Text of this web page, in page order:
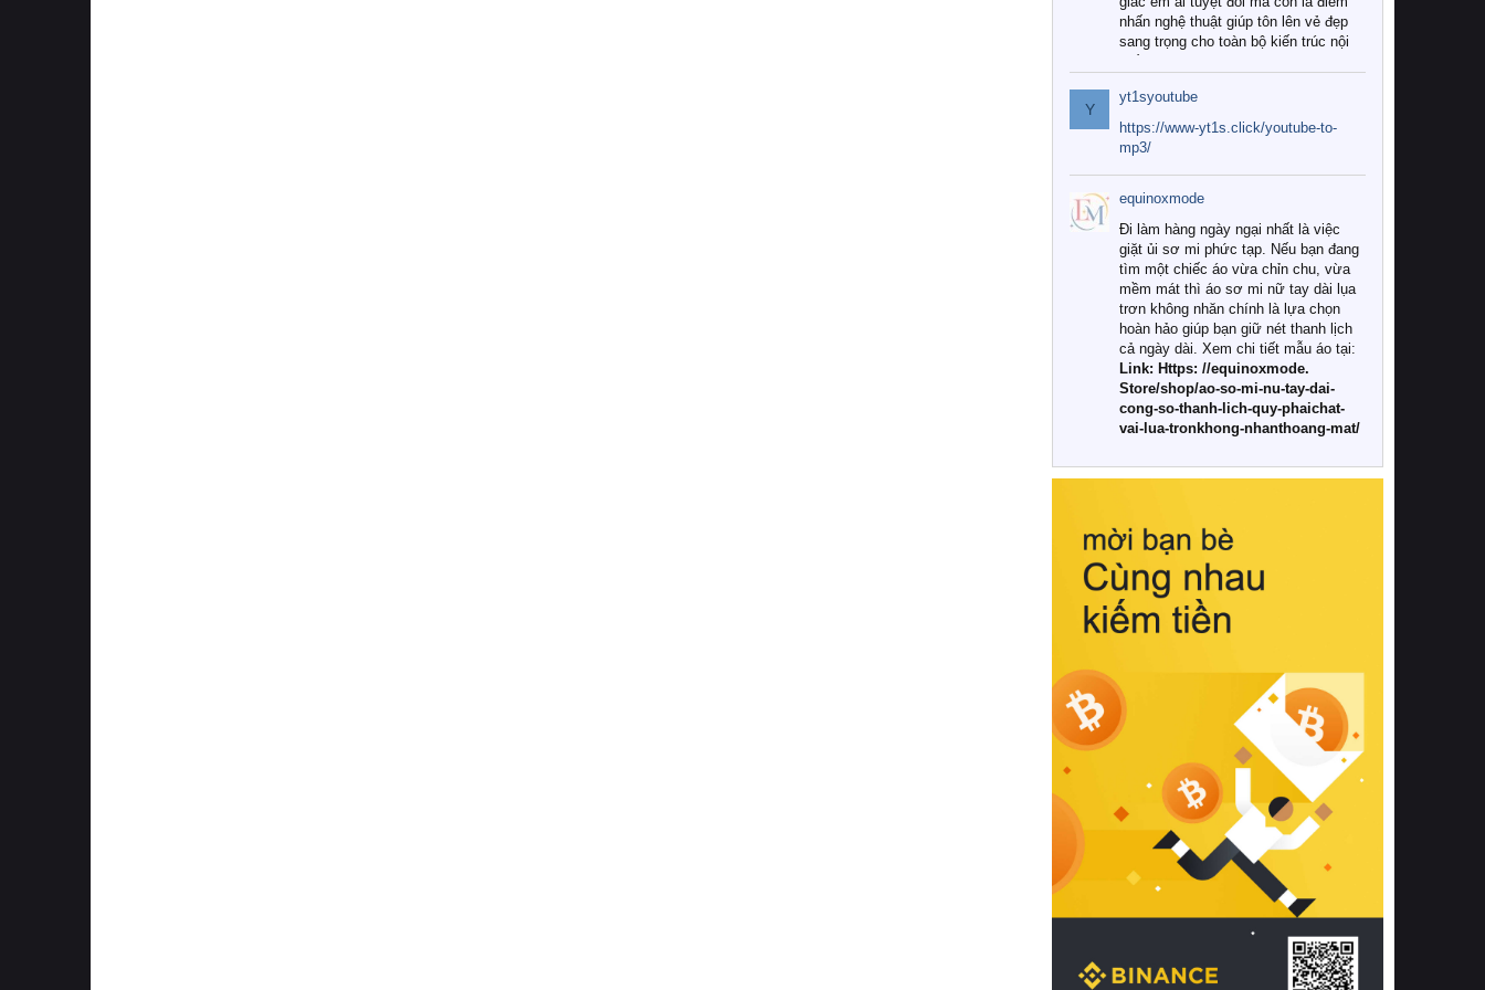
nhấn nghệ thuật giúp tôn lên vẻ đẹp
sang trọng cho toàn bộ kiến trúc nội
Tuy nhiên, giữa thị trường đa dạng
với vô vàn thương hiệu và mẫu mã
như hiện nay, làm thế nào để chọn
được những bộ chăn ga gối đệm cao
cấp thực sự chất lượng, phù hợp với
khí hậu và nhu cầu sử dụng của gia
đình? Hãy cùng chúng tôi đi tìm lời
giải đáp chi tiết qua bài viết dưới đây.
1. Tại sao các gia đình hiện đại lại ưa
chuộng chăn ga gối đệm cao cấp?
Khác với các dòng sản phẩm thông
thường, những bộ chăn ga gối đệm
cao cấp trải qua quy trình sản xuất
nghiêm ngặt từ khâu chọn lọc nguyên
liệu tự nhiên đến công nghệ dệt
nhuộm hiện đại không chứa hóa chất
này, bạn sẽ cảm nhận rõ rệt sự khác
hồi chuẩn xác của phần đệm nâng đỡ
cột sống.
Bên cạnh đó, việc lựa chọn các dòng
sản phẩm đạt chuẩn chất lượng quốc
tế còn giúp ngăn ngừa tình trạng kích
khuẩn và nấm mốc trong điều kiện
thời tiết nóng ẩm. Bạn có thể tìm hiểu
thêm các nghiên cứu khoa học về tác
động của giấc ngủ và môi trường
phòng ngủ đối với sức khỏe con
người tại Sleep Foundation (External
Link) để có cái nhìn toàn diện hơn.
2. Các tiêu chí vàng khi lựa chọn
chăn ga gối đệm cao cấp cho phòng
ngủ
Để sở hữu một bộ chăn ga gối đệm
cao cấp hoàn hảo cả về thẩm mỹ lẫn
công năng, người tiêu dùng cần cân
nhắc kỹ lưỡng các tiêu chí quan trọng
Y
yt1syoutube
https://www-yt1s.click/youtube-to-
mp3/
equinoxmode
Đi làm hàng ngày ngại nhất là việc
giặt ủi sơ mi phức tạp. Nếu bạn đang
tìm một chiếc áo vừa chỉn chu, vừa
mềm mát thì áo sơ mi nữ tay dài lụa
trơn không nhăn chính là lựa chọn
hoàn hảo giúp bạn giữ nét thanh lịch
cả ngày dài. Xem chi tiết mẫu áo tại:
Link: Https: //equinoxmode.
Store/shop/ao-so-mi-nu-tay-dai-
cong-so-thanh-lich-quy-phaichat-
vai-lua-tronkhong-nhanthoang-mat/